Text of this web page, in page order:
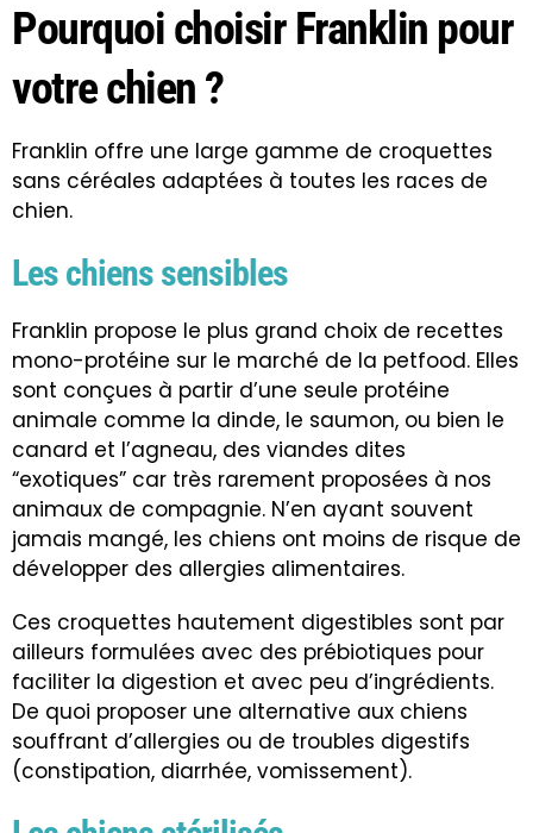
Pourquoi choisir Franklin pour
votre chien ?
Franklin offre une large gamme de croquettes
sans céréales adaptées à toutes les races de
chien.
Les chiens sensibles
Franklin propose le plus grand choix de recettes
mono-protéine sur le marché de la petfood. Elles
sont conçues à partir d’une seule protéine
animale comme la dinde, le saumon, ou bien le
canard et l’agneau, des viandes dites
“exotiques” car très rarement proposées à nos
animaux de compagnie. N’en ayant souvent
jamais mangé, les chiens ont moins de risque de
développer des allergies alimentaires.
Ces croquettes hautement digestibles sont par
ailleurs formulées avec des prébiotiques pour
faciliter la digestion et avec peu d’ingrédients.
De quoi proposer une alternative aux chiens
souffrant d’allergies ou de troubles digestifs
(constipation, diarrhée, vomissement).